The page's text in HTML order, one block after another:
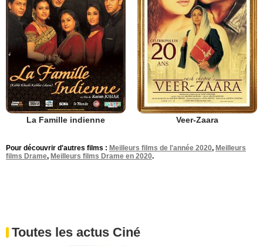
La Famille indienne Veer-Zaara
Pour découvrir d'autres films : Meilleurs films de l'année 2020, Meilleurs
films Drame, Meilleurs films Drame en 2020.
Toutes les actus Ciné